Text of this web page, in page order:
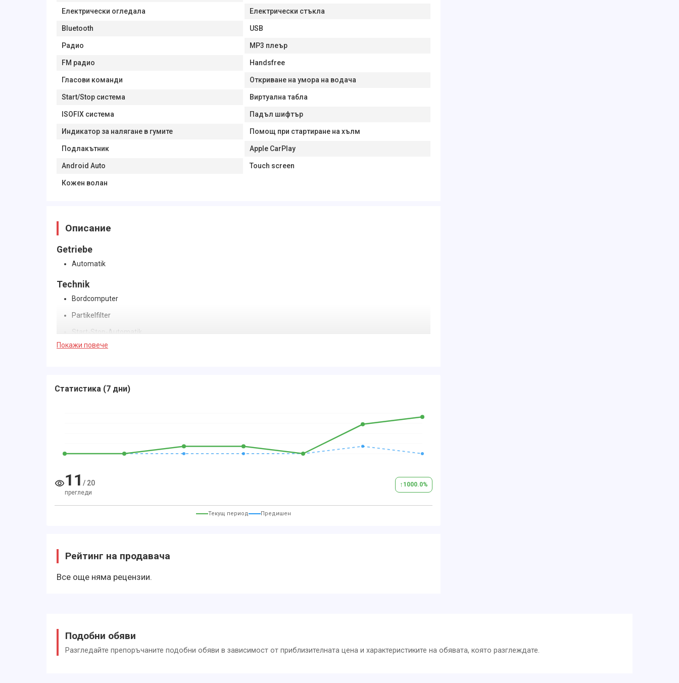
Електрически огледала Електрически стъкла
Bluetooth USB
Радио MP3 плеър
FM радио Handsfree
Гласови команди Откриване на умора на водача
Start/Stop система Виртуална табла
ISOFIX система Падъл шифтър
Индикатор за налягане в гумите Помощ при стартиране на хълм
Подлакътник Apple CarPlay
Android Auto Touch screen
Кожен волан
Описание
Getriebe
Automatik
Technik
Bordcomputer
Partikelfilter
Start-Stop-Automatik
Schaltwippen
Assistenten
Berganfahrassistent
Servolenkung
Teilbare Ruecksitzlehne
Lenksaeule einstellbar
Lederlenkrad
Покажи повече
Статистика (7 дни)
11 / 20
прегледи
↑ 1000.0%
Текущ период Предишен
Рейтинг на продавача
Все още няма рецензии.
Подобни обяви
Разгледайте препоръчаните подобни обяви в зависимост от приблизителната цена и характеристиките на обявата, която разглеждате.